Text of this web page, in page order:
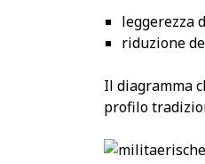
leggerezza
riduzione
Il diagramma
profilo